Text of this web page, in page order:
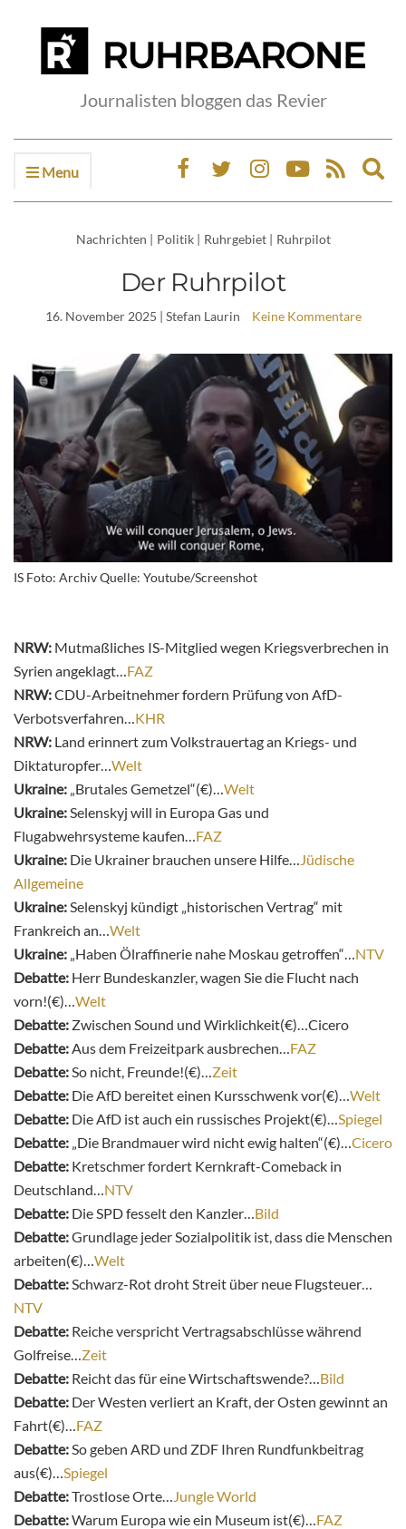
Journalisten bloggen das Revier
Menu
Nachrichten | Politik | Ruhrgebiet | Ruhrpilot
Der Ruhrpilot
16. November 2025 | Stefan Laurin Keine Kommentare
IS Foto: Archiv Quelle: Youtube/Screenshot
NRW: Mutmaßliches IS-Mitglied wegen Kriegsverbrechen in
Syrien angeklagt… FAZ
NRW:CDU-Arbeitnehmer fordern Prüfung von AfD-
Verbotsverfahren… KHR
NRW: Land erinnert zum Volkstrauertag an Kriegs- und
Diktaturopfer… Welt
Ukraine: „Brutales Gemetzel“(€)… Welt
Ukraine: Selenskyj will in Europa Gas und
Flugabwehrsysteme kaufen… FAZ
Ukraine: Die Ukrainer brauchen unsere Hilfe…
Jüdische
Allgemeine
Ukraine: Selenskyj kündigt „historischen Vertrag“ mit
Frankreich an… Welt
Ukraine: „Haben Ölraffinerie nahe Moskau getroffen“… NTV
Debatte: Herr Bundeskanzler, wagen Sie die Flucht nach
vorn!(€)… Welt
Debatte: Zwischen Sound und Wirklichkeit(€)…Cicero
Debatte: Aus dem Freizeitpark ausbrechen… FAZ
Debatte: So nicht, Freunde!(€)… Zeit
Debatte: Die AfD bereitet einen Kursschwenk vor(€)… Welt
Debatte: Die AfD ist auch ein russisches Projekt(€)… Spiegel
Debatte: „Die Brandmauer wird nicht ewig halten“(€)… Cicero
Debatte: Kretschmer fordert Kernkraft-Comeback in
Deutschland… NTV
Debatte: Die SPD fesselt den Kanzler… Bild
Debatte:Grundlage jeder Sozialpolitik ist, dass die Menschen
arbeiten(€)… Welt
Debatte: Schwarz-Rot droht Streit über neue Flugsteuer…
NTV
Debatte: Reiche verspricht Vertragsabschlüsse während
Golfreise… Zeit
Debatte: Reicht das für eine Wirtschaftswende?… Bild
Debatte: Der Westen verliert an Kraft, der Osten gewinnt an
Fahrt(€)… FAZ
Debatte: So geben ARD und ZDF Ihren Rundfunkbeitrag
aus(€)… Spiegel
Debatte:Trostlose Orte…
Jungle World
Debatte:Warum Europa wie ein Museum ist(€)… FAZ